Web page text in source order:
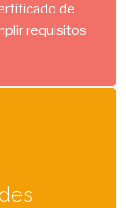
de
requisitos